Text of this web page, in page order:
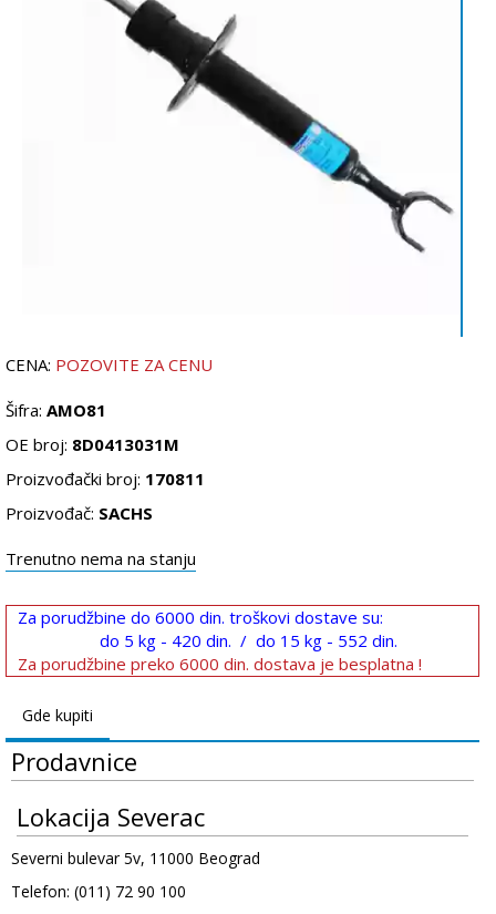
CENA: POZOVITE ZA CENU
Šifra: AMO81
OE broj: 8D0413031M
Proizvođački broj: 170811
Proizvođač: SACHS
Trenutno nema na stanju
Za porudžbine do 6000 din. troškovi dostave su:
do 5 kg - 420 din. / do 15 kg - 552 din.
Za porudžbine preko 6000 din. dostava je besplatna !
Gde kupiti
Prodavnice
Lokacija Severac
Severni bulevar 5v, 11000 Beograd
Telefon: (011) 72 90 100